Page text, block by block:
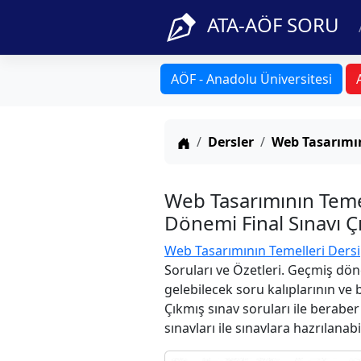
ATA-AÖF SORU
AÖF - Anadolu Üniversitesi
Anasayfa
Dersler Web
Web Tasarımının
Dönemi Final Sınavı
Web Tasarımının Temelleri Dersi
Soruları ve Özetleri. Geçmiş
gelebilecek soru kalıplarının
Çıkmış sınav soruları ile
sınavları ile sınavlara